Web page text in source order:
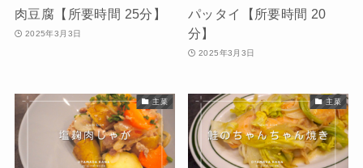
肉豆腐【所要時間 25分】
2025年3月3日
パッタイ【所要時間 20
分】
2025年3月3日
主菜 主菜